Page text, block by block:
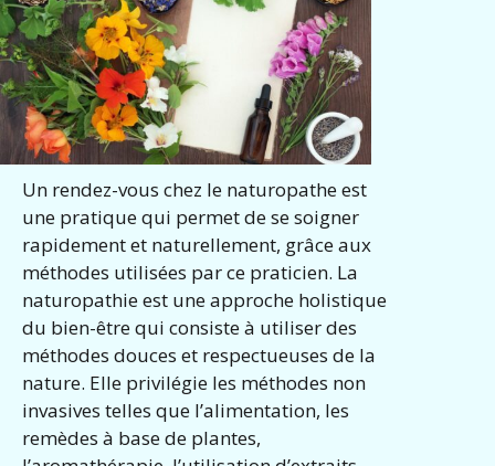
Un rendez-vous chez le naturopathe est
une pratique qui permet de se soigner
rapidement et naturellement, grâce aux
méthodes utilisées par ce praticien. La
naturopathie est une approche holistique
du bien-être qui consiste à utiliser des
méthodes douces et respectueuses de la
nature. Elle privilégie les méthodes non
invasives telles que l’alimentation, les
remèdes à base de plantes,